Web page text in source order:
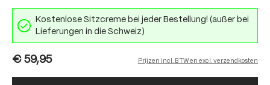
Kostenlose Sitzcreme bei jeder Bestellung! (außer bei
Lieferungen in die Schweiz)
€ 59,95 Prijzen incl. BTW en excl. verzendkosten